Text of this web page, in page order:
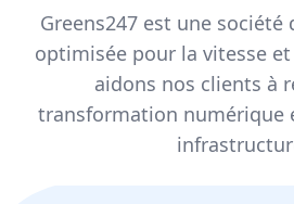
Greens247 est une société
optimisée pour la vitesse
aidons nos clients à
transformation numérique